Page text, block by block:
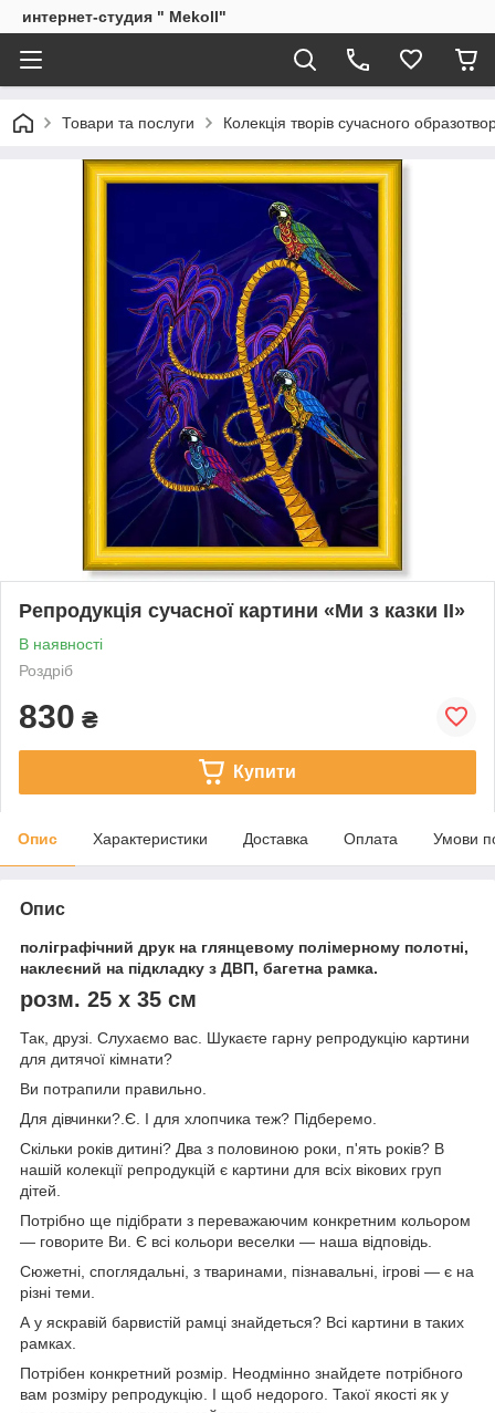
интернет-студия " Mekoll"
Товари та послуги Колекція творів сучасного
Репродукція сучасної картини «Ми з казки II»
В наявності
Роздріб
830 ₴
Купити
Опис Характеристики Доставка Оплата Умови
Опис
поліграфічний друк на глянцевому полімерному полотні,
наклеєний на підкладку з ДВП, багетна рамка.
розм. 25 х 35 см
Так, друзі. Слухаємо вас. Шукаєте гарну репродукцію картини
для дитячої кімнати?
Ви потрапили правильно.
Для дівчинки?.Є. І для хлопчика теж? Підберемо.
Скільки років дитині? Два з половиною роки, п'ять років? В
нашій колекції репродукцій є картини для всіх вікових груп
дітей.
Потрібно ще підібрати з переважаючим конкретним кольором
― говорите Ви. Є всі кольори веселки ― наша відповідь.
Сюжетні, споглядальні, з тваринами, пізнавальні, ігрові ― є на
різні теми.
А у яскравій барвистій рамці знайдеться? Всі картини в таких
рамках.
Потрібен конкретний розмір. Неодмінно знайдете потрібного
вам розміру репродукцію. І щоб недорого. Такої якості як у